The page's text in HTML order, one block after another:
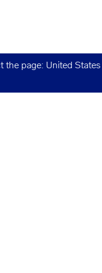
the page: United States